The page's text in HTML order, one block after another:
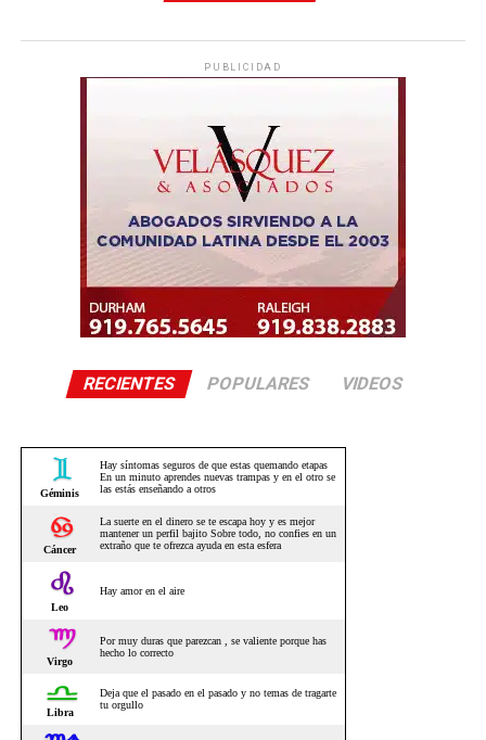
PUBLICIDAD
RECIENTES POPULARES VIDEOS